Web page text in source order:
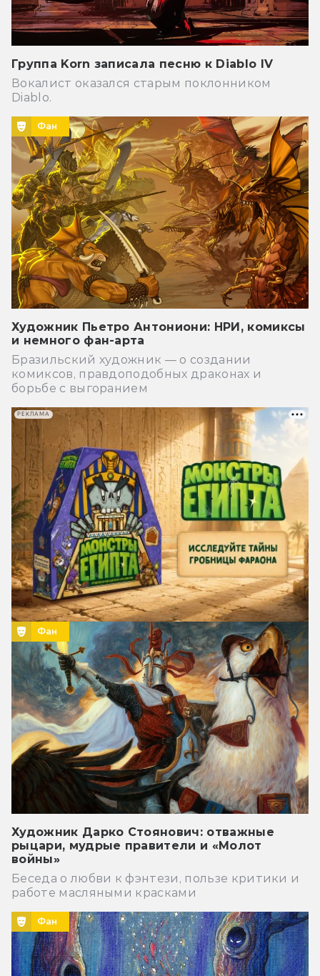
Группа Korn записала песню к Diablo IV
Вокалист оказался старым поклонником
Diablo.
Фан
Художник Пьетро Антониони: НРИ, комиксы
и немного фан-арта
Бразильский художник — о создании
комиксов, правдоподобных драконах и
борьбе с выгоранием
Фан
Художник Дарко Стоянович: отважные
рыцари, мудрые правители и «Молот
войны»
Беседа о любви к фэнтези, пользе критики и
работе масляными красками
Фан
РЕКЛАМА